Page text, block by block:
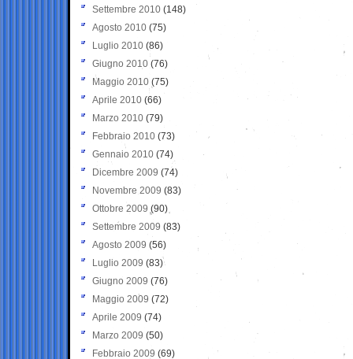
Settembre 2010 (148)
Agosto 2010 (75)
Luglio 2010 (86)
Giugno 2010 (76)
Maggio 2010 (75)
Aprile 2010 (66)
Marzo 2010 (79)
Febbraio 2010 (73)
Gennaio 2010 (74)
Dicembre 2009 (74)
Novembre 2009 (83)
Ottobre 2009 (90)
Settembre 2009 (83)
Agosto 2009 (56)
Luglio 2009 (83)
Giugno 2009 (76)
Maggio 2009 (72)
Aprile 2009 (74)
Marzo 2009 (50)
Febbraio 2009 (69)